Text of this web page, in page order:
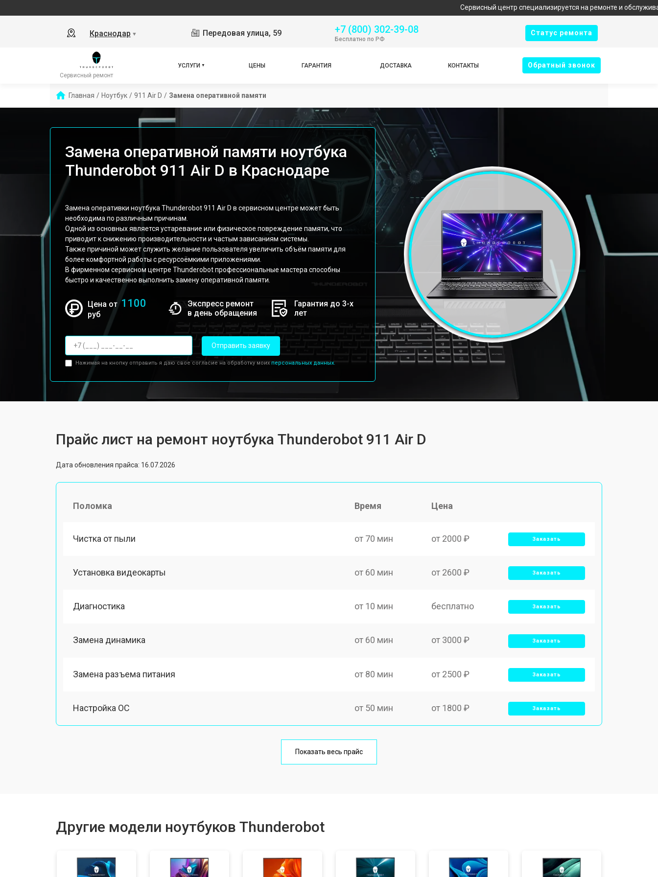
Сервисный центр специализируется на ремонте и обслуживании
Краснодар ▼ Передовая улица, 59 +7 (800) 302-39-08
Бесплатно по РФ
Cтатус ремонта
Сервисный ремонт
УСЛУГИ ЦЕНЫ ГАРАНТИЯ ДОСТАВКА КОНТАКТЫ Oбратный звонок
Главная / Ноутбук / 911 Air D / Замена оперативной памяти
Замена оперативной памяти ноутбука
Thunderobot 911 Air D в Краснодаре
Замена оперативки ноутбука Thunderobot 911 Air D в сервисном центре может быть
необходима по различным причинам.
Одной из основных является устаревание или физическое повреждение памяти, что
приводит к снижению производительности и частым зависаниям системы.
Также причиной может служить желание пользователя увеличить объём памяти для
более комфортной работы с ресурсоёмкими приложениями.
В фирменном сервисном центре Thunderobot профессиональные мастера способны
быстро и качественно выполнить замену оперативной памяти.
Цена от 1100
руб
Экспресс ремонт
в день обращения
Гарантия до 3-х
лет
Отправить заявку
Нажимая на кнопку отправить я даю свое согласие на обработку моих персональных данных.
Прайс лист на ремонт ноутбука Thunderobot 911 Air D
Дата обновления прайса: 16.07.2026
Поломка Время Цена
Чистка от пыли от 70 мин от 2000 ₽ Заказать
Установка видеокарты от 60 мин от 2600 ₽ Заказать
Диагностика от 10 мин бесплатно Заказать
Замена динамика от 60 мин от 3000 ₽ Заказать
Замена разъема питания от 80 мин от 2500 ₽ Заказать
Настройка ОС от 50 мин от 1800 ₽ Заказать
от 100 мин
Показать весь прайс
Другие модели ноутбуков Thunderobot